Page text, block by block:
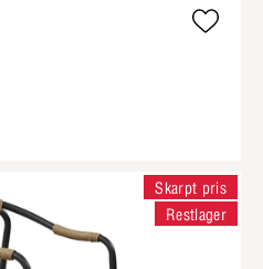
Skarpt pris
Restlager